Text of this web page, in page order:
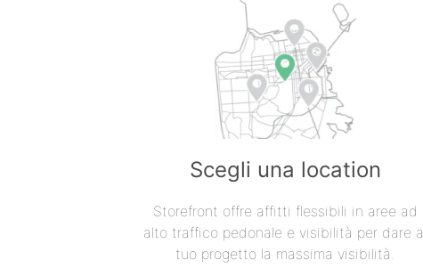
Scegli una location
Storefront offre affitti flessibili in aree ad
alto traffico pedonale e visibilità per dare
tuo progetto la massima visibilità.